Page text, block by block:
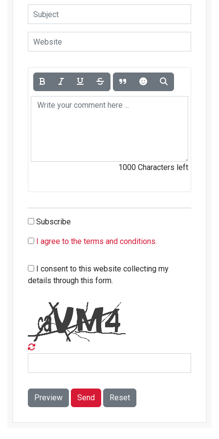
1000 Characters left
Subscribe
I agree to the terms and conditions.
I consent to this website collecting my
details through this form.
Preview Send Reset